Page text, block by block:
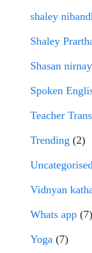
shaley
Shaley
Shasan nirnay
Spoken
Teacher
Trending (2)
Vidnyan
Whats app (7)
Yoga (7)